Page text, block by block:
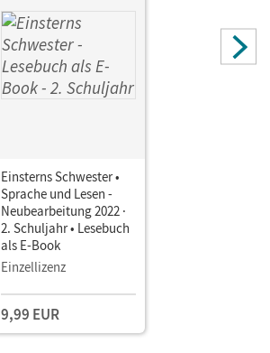
Einsterns Schwester •
Sprache und Lesen -
Neubearbeitung 2022 ·
2. Schuljahr • Lesebuch
als E-Book
Einzellizenz
9,99 EUR